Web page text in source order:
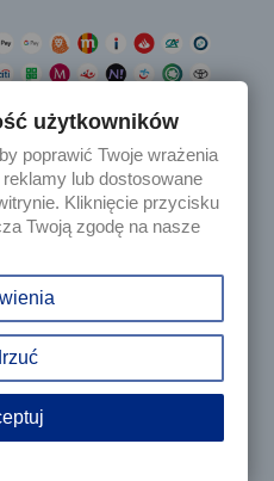


Wszelkie prawa
użytkowników
poprawić Twoje wrażenia
lub dostosowane
Kliknięcie przycisku
Twoją zgodę na nasze